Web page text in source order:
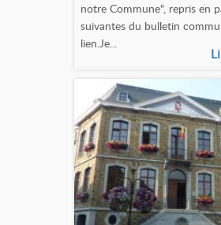
notre Commune", repris en
suivantes du bulletin
lien.Je...